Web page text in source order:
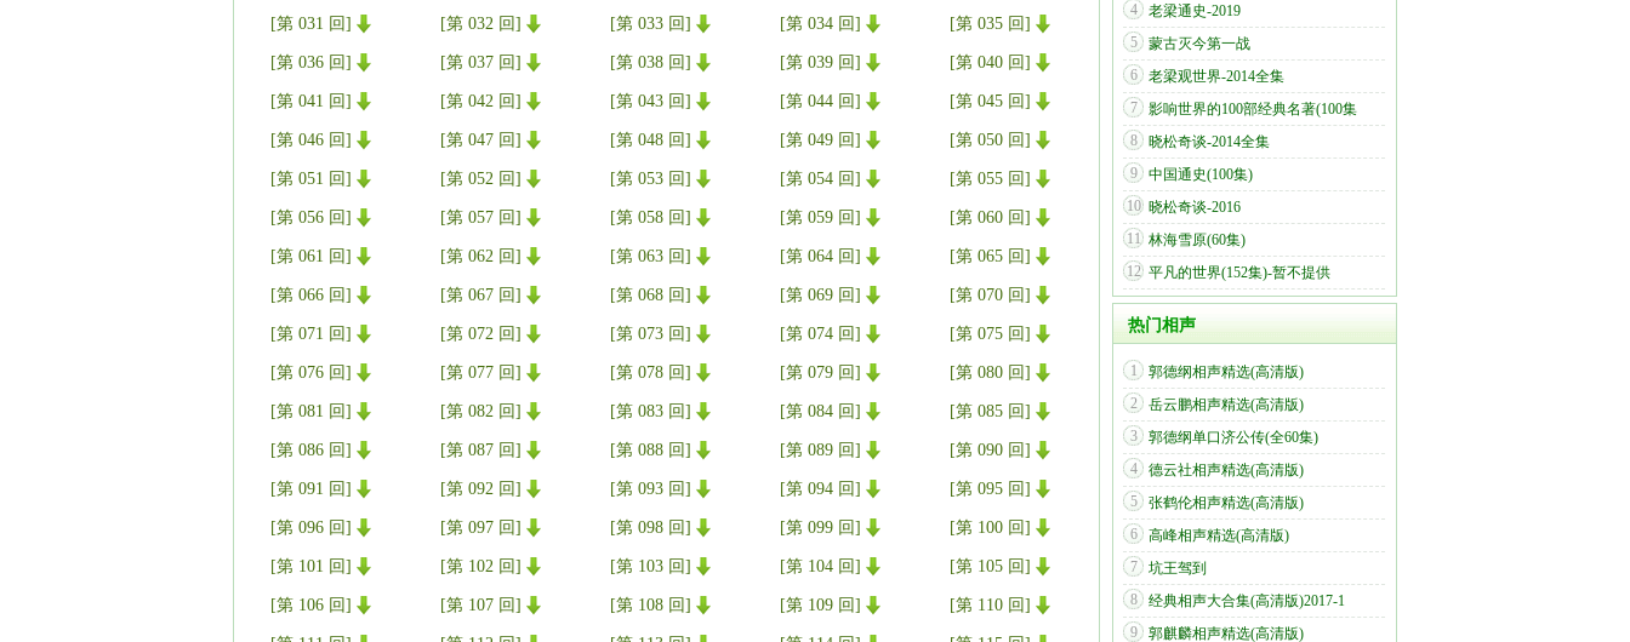
[第 031 回] [第 032 回] [第 033 回] [第 034 回] [第 035 回]
[第 036 回] [第 037 回] [第 038 回] [第 039 回] [第 040 回]
[第 041 回] [第 042 回] [第 043 回] [第 044 回] [第 045 回]
[第 046 回] [第 047 回] [第 048 回] [第 049 回] [第 050 回]
[第 051 回] [第 052 回] [第 053 回] [第 054 回] [第 055 回]
[第 056 回] [第 057 回] [第 058 回] [第 059 回] [第 060 回]
[第 061 回] [第 062 回] [第 063 回] [第 064 回] [第 065 回]
[第 066 回] [第 067 回] [第 068 回] [第 069 回] [第 070 回]
[第 071 回] [第 072 回] [第 073 回] [第 074 回] [第 075 回]
[第 076 回] [第 077 回] [第 078 回] [第 079 回] [第 080 回]
[第 081 回] [第 082 回] [第 083 回] [第 084 回] [第 085 回]
[第 086 回] [第 087 回] [第 088 回] [第 089 回] [第 090 回]
[第 091 回] [第 092 回] [第 093 回] [第 094 回] [第 095 回]
[第 096 回] [第 097 回] [第 098 回] [第 099 回] [第 100 回]
[第 101 回] [第 102 回] [第 103 回] [第 104 回] [第 105 回]
[第 106 回] [第 107 回] [第 108 回] [第 109 回] [第 110 回]
4
老梁通史-2019
5
蒙古灭今第一战
6
老梁观世界-2014全集
7
影响世界的100部经典名著(100集
8
晓松奇谈-2014全集
9
中国通史(100集)
10 晓松奇谈-2016
11 林海雪原(60集)
12 平凡的世界(152集)-暂不提供
热门相声
1
郭德纲相声精选(高清版)
2
岳云鹏相声精选(高清版)
3
郭德纲单口济公传(全60集)
4
德云社相声精选(高清版)
5
张鹤伦相声精选(高清版)
6
高峰相声精选(高清版)
7
坑王驾到
8
经典相声大合集(高清版)2017-1
9
郭麒麟相声精选(高清版)